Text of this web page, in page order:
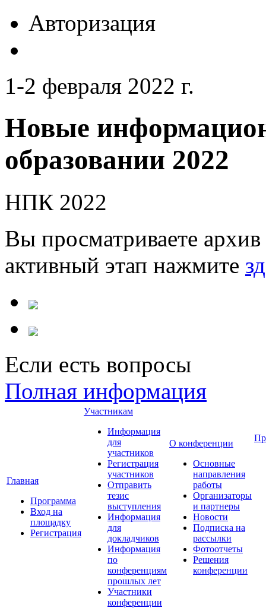
Авторизация
1-2 февраля 2022 г.
Новые
образовании 2022
НПК 2022
Вы просматриваете
активный этап нажмите
Если есть вопросы
Полная информация
Главная
Программа
Вход на
площадку
Регистрация
Участникам
Информация
для
участников
Регистрация
участников
Отправить
тезис
выступления
Информация
для
докладчиков
Информация
по
конференциям
прошлых лет
Участники
конференции
О конференции
Основные
направления
работы
Организаторы
и партнеры
Новости
Подписка на
рассылки
Фотоотчеты
Решения
конференции